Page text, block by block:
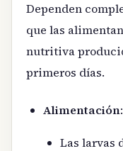
Dependen
que las
nutritiva
primeros días.
Alimentación:
Las larvas